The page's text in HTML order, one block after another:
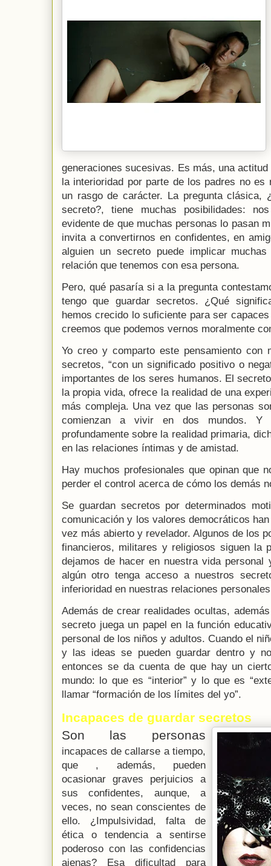
generaciones sucesivas. Es más, una
la interioridad por parte de los padres no
un rasgo de carácter. La pregunta clásica,
secreto?, tiene muchas posibilidades:
evidente de que muchas personas lo pasan
invita a convertirnos en confidentes, en
alguien un secreto puede implicar
relación que tenemos con esa persona.
Pero, qué pasaría si a la pregunta
tengo que guardar secretos. ¿Qué
hemos crecido lo suficiente para ser
creemos que podemos vernos moralmente
Yo creo y comparto este pensamiento con
secretos, “con un significado positivo o
importantes de los seres humanos. El
la propia vida, ofrece la realidad de una
más compleja. Una vez que las personas
comienzan a vivir en dos mundos. Y
profundamente sobre la realidad primaria,
en las relaciones íntimas y de amistad.
Hay muchos profesionales que opinan que
perder el control acerca de cómo los demás
Se guardan secretos por determinados
comunicación y los valores democráticos
vez más abierto y revelador. Algunos de los
financieros, militares y religiosos siguen la
dejamos de hacer en nuestra vida personal
algún otro tenga acceso a nuestros
inferioridad en nuestras relaciones
Además de crear realidades ocultas,
secreto juega un papel en la función
personal de los niños y adultos. Cuando el
y las ideas se pueden guardar dentro y
entonces se da cuenta de que hay un
mundo: lo que es “interior” y lo que es
llamar “formación de los límites del yo”.
Incapaces de guardar secretos
Son las personas
incapaces de callarse a tiempo,
que , además, pueden
ocasionar graves perjuicios a
sus confidentes, aunque, a
veces, no sean conscientes de
ello. ¿Impulsividad, falta de
ética o tendencia a sentirse
poderoso con las confidencias
ajenas? Esa dificultad para